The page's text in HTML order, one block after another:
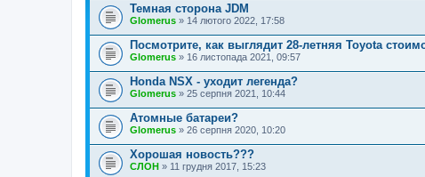
Темная сторона JDM
Glomerus » 14 лютого 2022, 17:58
Посмотрите, как выглядит 28-летняя Toyota
Glomerus » 16 листопада 2021, 09:57
Honda NSX - уходит легенда?
Glomerus » 25 серпня 2021, 10:44
Атомные батареи?
Glomerus » 26 серпня 2020, 10:20
Хорошая новость???
СЛОН » 11 грудня 2017, 15:23